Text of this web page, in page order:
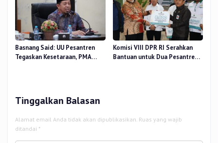
Basnang Said: UU Pesantren
Tegaskan Kesetaraan, PMA
Komisi VIII DPR RI Serahkan
Bantuan untuk Dua Pesantren
Tinggalkan Balasan
Alamat email Anda tidak akan dipublikasikan. Ruas yang wajib
ditandai *